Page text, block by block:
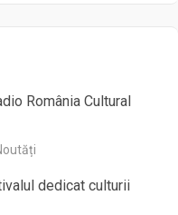
România Cultural
dedicat culturii